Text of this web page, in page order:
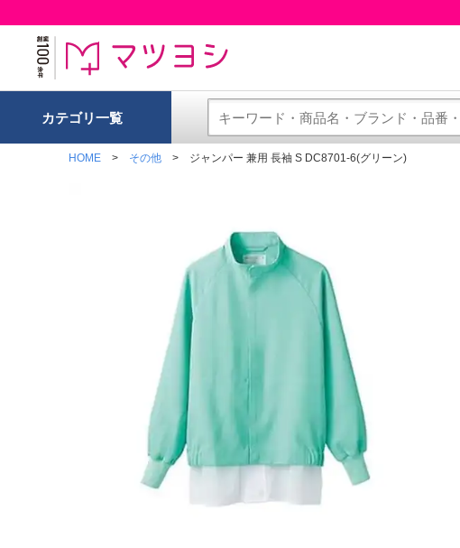
カテゴリ一覧
HOME その他 ジャンパー 兼用 長袖 S DC8701-6(グリーン)